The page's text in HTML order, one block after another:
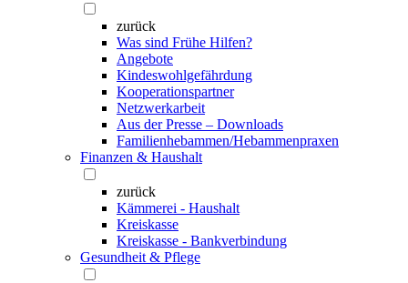
zurück
Was sind Frühe Hilfen?
Angebote
Kindeswohlgefährdung
Kooperationspartner
Netzwerkarbeit
Aus der Presse – Downloads
Familienhebammen/Hebammenpraxen
Finanzen & Haushalt
zurück
Kämmerei - Haushalt
Kreiskasse
Kreiskasse - Bankverbindung
Gesundheit & Pflege